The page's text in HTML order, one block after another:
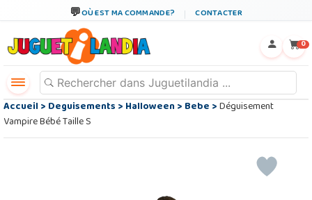
OÙ EST MA COMMANDE? CONTACTER
0
Accueil>Deguisements>Halloween>Bebe>Déguisement
Vampire Bébé Taille S